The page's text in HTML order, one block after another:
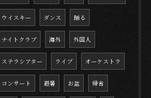
ウイスキー ダンス 踊る
ナイトクラブ 海外 外国人
ステラシアター ライブ オーケストラ
コンサート 避暑 お盆 帰省